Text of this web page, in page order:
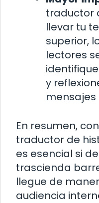
traductor
llevar tu
superior,
lectores
y
mensajes
En resumen,
traductor de
es esencial si
trascienda
llegue de
audiencia